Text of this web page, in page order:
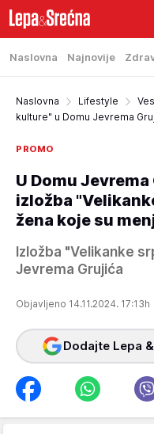
Naslovna Najnovije
Naslovna Lifestyle
kulture" u Domu Jevrema
PROMO
U Domu
izložba
žena koje su
Izložba "Velikanke
Jevrema Grujića
Objavljeno 14.11.2024. 17:13h
Dodajte Lepa